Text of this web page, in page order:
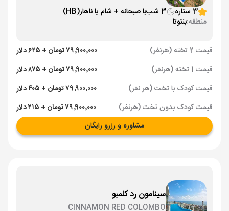
3 ستاره
3 شب با صبحانه + شام یا ناهار(HB)
منطقه:بنتوتا
قیمت 2 تخته (هرنفر)
۷۹٬۹۰۰٬۰۰۰ تومان + ۶۲۵ دلار
قیمت 1 تخته (هرنفر)
۷۹٬۹۰۰٬۰۰۰ تومان + ۸۷۵ دلار
قیمت کودک با تخت (هر نفر)
۷۹٬۹۰۰٬۰۰۰ تومان + ۴۰۵ دلار
قیمت کودک بدون تخت (هرنفر)
۷۹٬۹۰۰٬۰۰۰ تومان + ۲۱۵ دلار
مشاوره و رزرو رایگان
سینامون رد کلمبو
CINNAMON RED COLOMBO